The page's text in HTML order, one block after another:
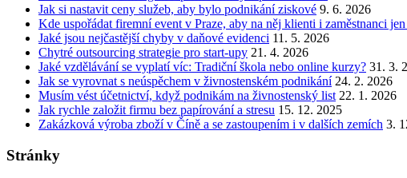
Jak si nastavit ceny služeb, aby bylo podnikání ziskové 9. 6. 2026
Kde uspořádat firemní event v Praze, aby na něj klienti i zaměstnanci
Jaké jsou nejčastější chyby v daňové evidenci 11. 5. 2026
Chytré outsourcing strategie pro start-upy 21. 4. 2026
Jaké vzdělávání se vyplatí víc: Tradiční škola nebo online kurzy? 31. 3.
Jak se vyrovnat s neúspěchem v živnostenském podnikání 24. 2. 2026
Musím vést účetnictví, když podnikám na živnostenský list 22. 1. 2026
Jak rychle založit firmu bez papírování a stresu 15. 12. 2025
Zakázková výroba zboží v Číně a se zastoupením i v dalších zemích 3.
Stránky